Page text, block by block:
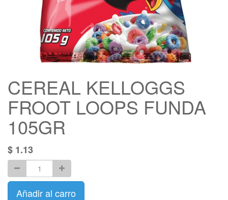
CEREAL KELLOGGS
FROOT LOOPS FUNDA
105GR
$ 1.13
Añadir al carro